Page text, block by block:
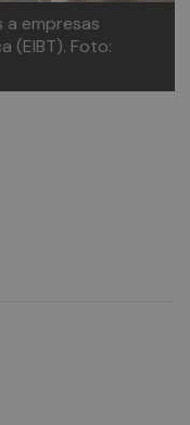
empresas
(EIBT). Foto: